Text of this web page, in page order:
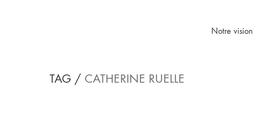
Notre vision
TAG / CATHERINE RUELLE